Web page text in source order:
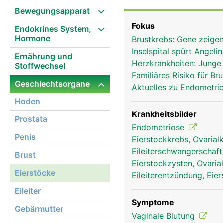
Bewegungsapparat
Endokrines System,
Hormone
Ernährung und
Stoffwechsel
Geschlechtsorgane
Hoden
Prostata
Penis
Brust
Eierstöcke
Eileiter
Gebärmutter
sich die Eizellen in
Eierstöcke liegen.
die Eierstöcke jeden
Fokus
Brustkrebs: Gene
Inselspital spürt
Herzkrankheiten:
Familiäres Risiko für
Aktuelles zu
Krankheitsbilder
Endometriose
Eierstockkrebs,
Eileiterschwangerschaft
Eierstockzysten,
Eileiterentzündung,
Symptome
Vaginale Blutung